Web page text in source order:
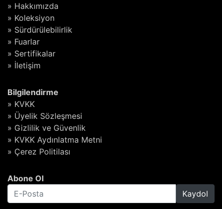
» Hakkımızda
» Koleksiyon
» Sürdürülebilirlik
» Fuarlar
» Sertifikalar
» İletişim
Bilgilendirme
» KVKK
» Üyelik Sözleşmesi
» Gizlilik ve Güvenlik
» KVKK Aydınlatma Metni
» Çerez Politilası
Abone Ol
Kaydol